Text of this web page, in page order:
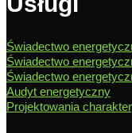
Świadectwo
Świadectwo
Świadectwo
Audyt energetyczny
Projektowania